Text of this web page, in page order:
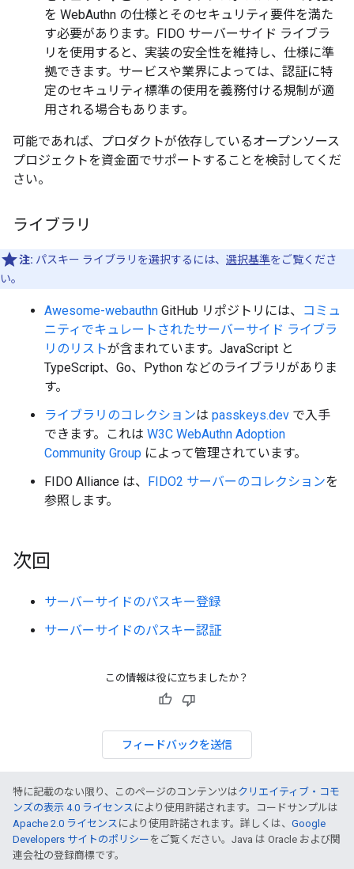
を WebAuthn の仕様とそのセキュリティ要件を満た
す必要があります。FIDO サーバーサイド ライブラ
リを使用すると、実装の安全性を維持し、仕様に準
拠できます。サービスや業界によっては、認証に特
定のセキュリティ標準の使用を義務付ける規制が適
用される場合もあります。
可能であれば、プロダクトが依存しているオープンソース
プロジェクトを資金面でサポートすることを検討してくだ
さい。
ライブラリ
注: パスキー ライブラリを選択するには、 選択基準をご覧くださ
い。
Awesome-webauthn GitHub リポジトリには、
コミュ
ニティでキュレートされたサーバーサイド ライブラ
リのリストが含まれています。JavaScript と
TypeScript、Go、Python などのライブラリがありま
す。
ライブラリのコレクションは passkeys.dev で入手
できます。これは W3C WebAuthn Adoption
Community Group によって管理されています。
FIDO Alliance は、 FIDO2 サーバーのコレクションを
参照します。
次回
サーバーサイドのパスキー登録
サーバーサイドのパスキー認証
この情報は役に立ちましたか？
フィードバックを送信
特に記載のない限り、このページのコンテンツはクリエイティブ・コモ
ンズの表示 4.0 ライセンス により使用許諾されます。コードサンプルは
Apache 2.0 ライセンス により使用許諾されます。詳しくは、 Google
Developers サイトのポリシー をご覧ください。Java は Oracle および関
連会社の登録商標です。